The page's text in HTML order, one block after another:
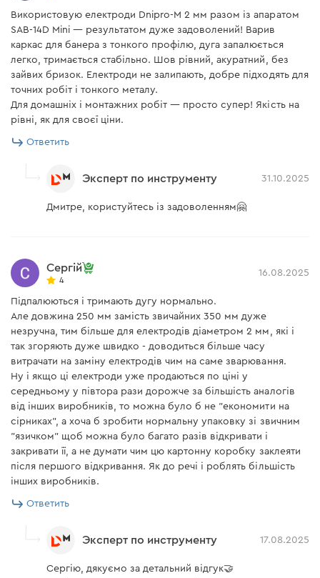
Використовую електроди Dnipro-M 2 мм разом із апаратом
SAB-14D Mini — результатом дуже задоволений! Варив
каркас для банера з тонкого профілю, дуга запалюється
легко, тримається стабільно. Шов рівний, акуратний, без
зайвих бризок. Електроди не залипають, добре підходять для
точних робіт і тонкого металу.
Для домашніх і монтажних робіт — просто супер! Якість на
рівні, як для своєї ціни.
Ответить
Эксперт по инструменту 31.10.2025
Дмитре, користуйтесь із задоволенням🤗
Сергій
4
16.08.2025
Підпалюються і тримають дугу нормально.
Але довжина 250 мм замість звичайних 350 мм дуже
незручна, тим більше для електродів діаметром 2 мм, які і
так згоряють дуже швидко - доводиться більше часу
витрачати на заміну електродів чим на саме зварювання.
Ну і якщо ці електроди уже продаються по ціні у
середньому у півтора рази дорожче за більшість аналогів
від інших виробників, то можна було б не "економити на
сірниках", а хоча б зробити нормальну упаковку зі звичним
"язичком" щоб можна було багато разів відкривати і
закривати її, а не думати чим цю картонну коробку заклеяти
після першого відкривання. Як до речі і роблять більшість
інших виробників.
Ответить
Эксперт по инструменту 17.08.2025
Сергію, дякуємо за детальний відгук🤝